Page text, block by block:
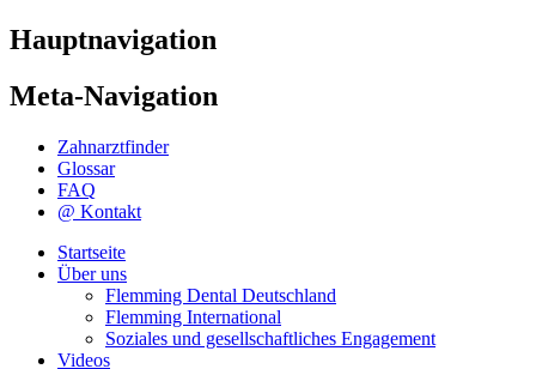
Hauptnavigation
Meta-Navigation
Zahnarztfinder
Glossar
FAQ
@ Kontakt
Startseite
Über uns
Flemming Dental Deutschland
Flemming International
Soziales und gesellschaftliches Engagement
Videos